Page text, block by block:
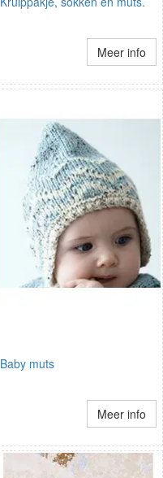
Meer info
Baby muts
Meer info